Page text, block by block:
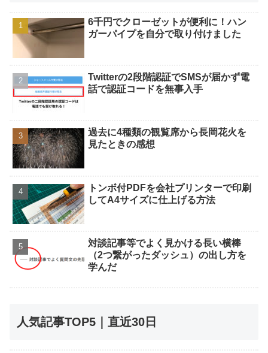
6千円でクローゼットが便利に！ハン
ガーパイプを自分で取り付けました
Twitterの2段階認証でSMSが届かず電
話で認証コードを無事入手
過去に4種類の観覧席から長岡花火を
見たときの感想
トンボ付PDFを会社プリンターで印刷
してA4サイズに仕上げる方法
対談記事等でよく見かける長い横棒
（2つ繋がったダッシュ）の出し方を
学んだ
人気記事TOP5｜直近30日